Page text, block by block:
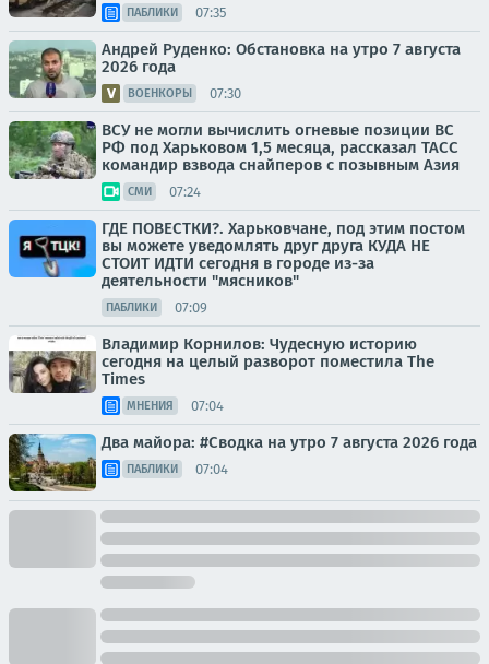
ПАБЛИКИ 07:35
Андрей Руденко: Обстановка на утро 7 августа
2026 года
ВОЕНКОРЫ 07:30
ВСУ не могли вычислить огневые позиции ВС
РФ под Харьковом 1,5 месяца, рассказал ТАСС
командир взвода снайперов с позывным Азия
СМИ 07:24
ГДЕ ПОВЕСТКИ?. Харьковчане, под этим постом
вы можете уведомлять друг друга КУДА НЕ
СТОИТ ИДТИ сегодня в городе из-за
деятельности "мясников"
ПАБЛИКИ 07:09
Владимир Корнилов: Чудесную историю
сегодня на целый разворот поместила The
Times
МНЕНИЯ 07:04
Два майора: #Сводка на утро 7 августа 2026 года
ПАБЛИКИ 07:04